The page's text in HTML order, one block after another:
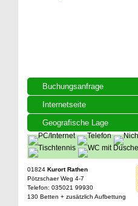
Buchungsanfrage
Internetseite
Geografische Lage
01824 Kurort Rathen
Pötzschaer Weg 4-7
Telefon: 035021 99930
130 Betten + zusätzlich Aufbettung